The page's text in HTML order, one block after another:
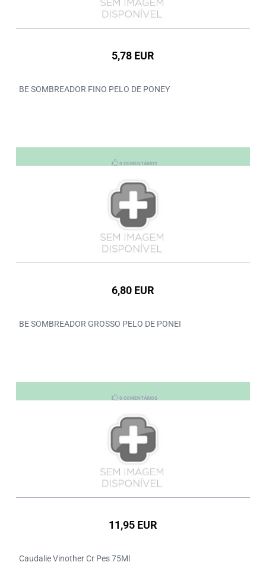
5,78 EUR
BE SOMBREADOR FINO PELO DE PONEY
0 COMENTÁRIOS
6,80 EUR
BE SOMBREADOR GROSSO PELO DE PONEI
0 COMENTÁRIOS
11,95 EUR
Caudalie Vinother Cr Pes 75Ml